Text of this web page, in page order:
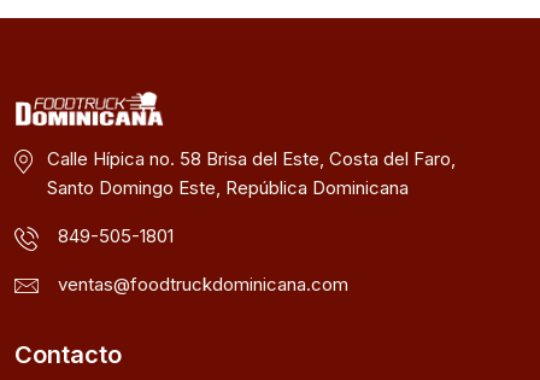
Calle Hípica no. 58 Brisa del Este, Costa del Faro,
Santo Domingo Este, República Dominicana
849-505-1801
ventas@foodtruckdominicana.com
Contacto